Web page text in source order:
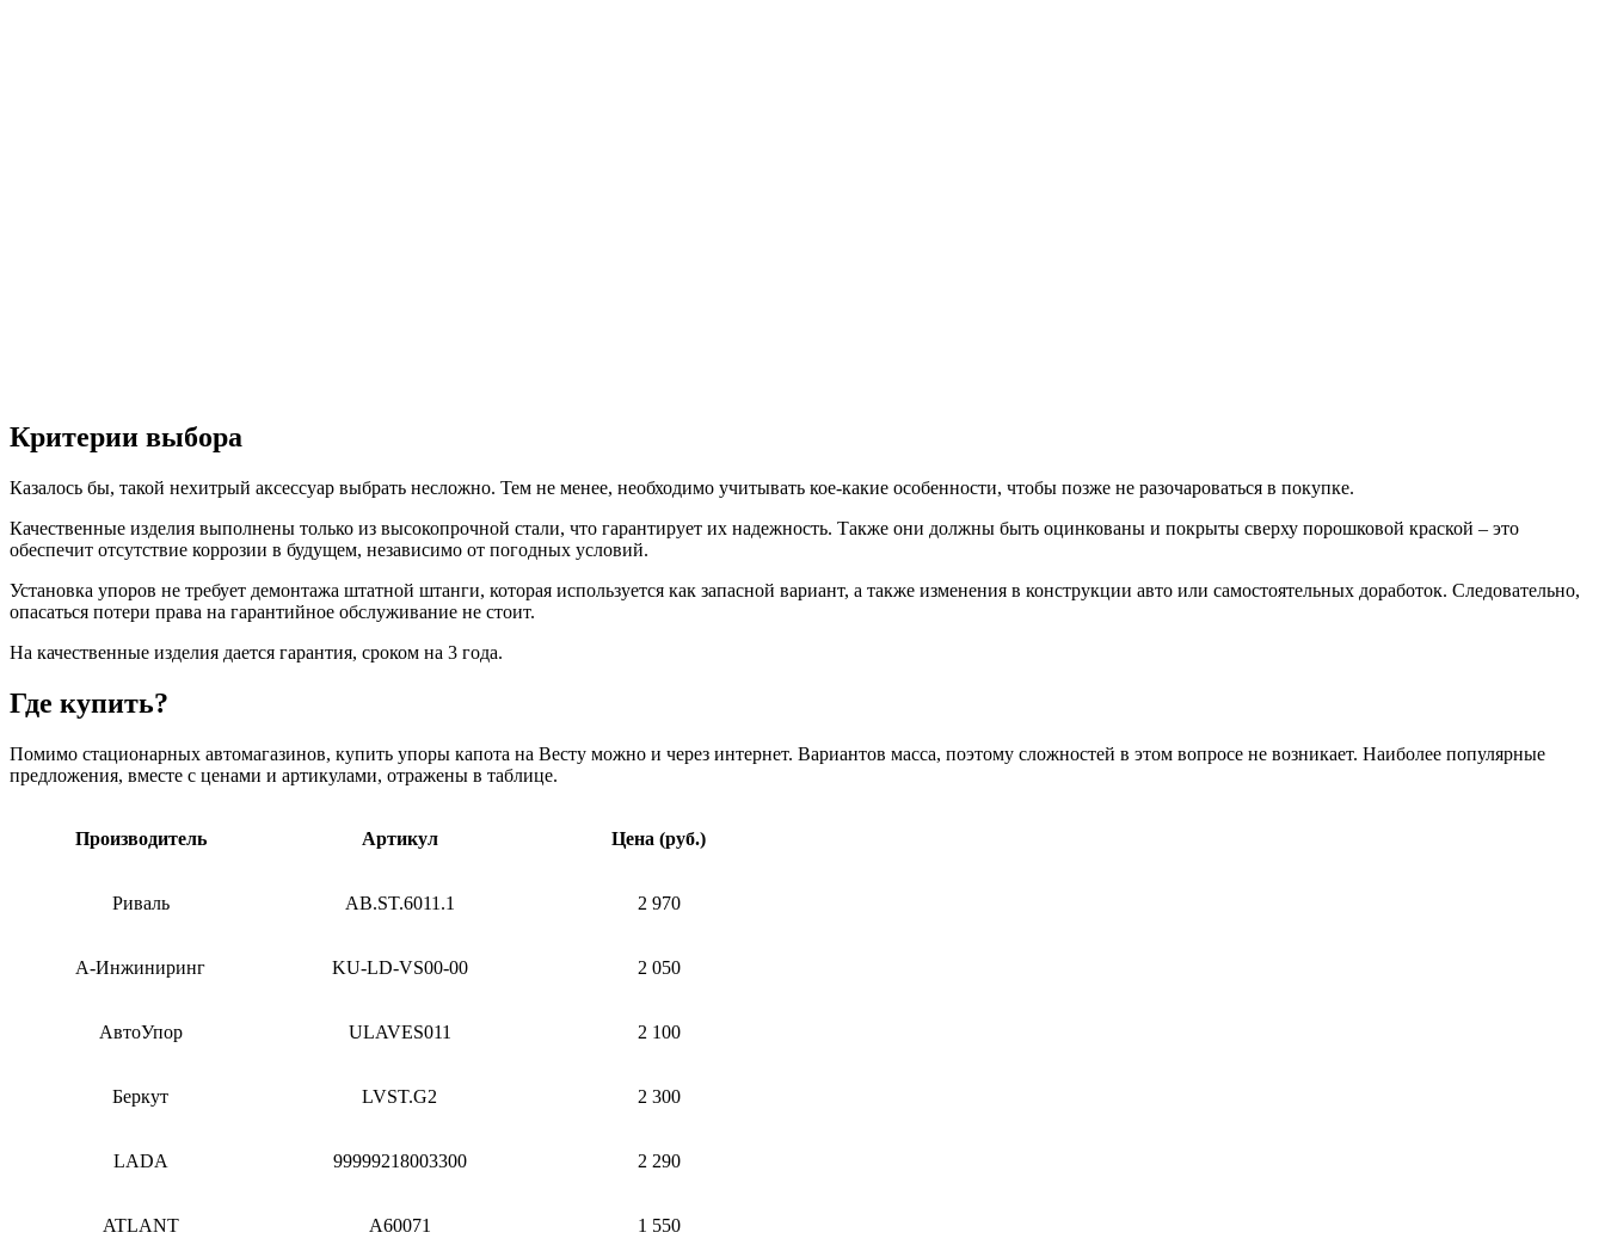
Критерии выбора
Казалось бы, такой нехитрый аксессуар выбрать несложно. Тем не менее, необходимо учитывать кое-какие особенности, чтобы позже не разочароваться в покупке.
Качественные изделия выполнены только из высокопрочной стали, что гарантирует их надежность. Также они должны быть оцинкованы и покрыты сверху порошковой краской – это
обеспечит отсутствие коррозии в будущем, независимо от погодных условий.
Установка упоров не требует демонтажа штатной штанги, которая используется как запасной вариант, а также изменения в конструкции авто или самостоятельных доработок. Следовательно,
опасаться потери права на гарантийное обслуживание не стоит.
На качественные изделия дается гарантия, сроком на 3 года.
Где купить?
Помимо стационарных автомагазинов, купить упоры капота на Весту можно и через интернет. Вариантов масса, поэтому сложностей в этом вопросе не возникает. Наиболее популярные
предложения, вместе с ценами и артикулами, отражены в таблице.
Производитель Артикул Цена (руб.)
Риваль AB.ST.6011.1 2 970
А-Инжиниринг KU-LD-VS00-00 2 050
АвтоУпор ULAVES011 2 100
Беркут LVST.G2 2 300
LADA 99999218003300 2 290
ATLANT A60071 1 550